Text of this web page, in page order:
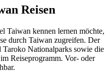
Reisen
Taiwan kennen lernen möchte,
durch Taiwan zugreifen. Der
Nationalparks sowie die
Reiseprogramm. Vor- oder